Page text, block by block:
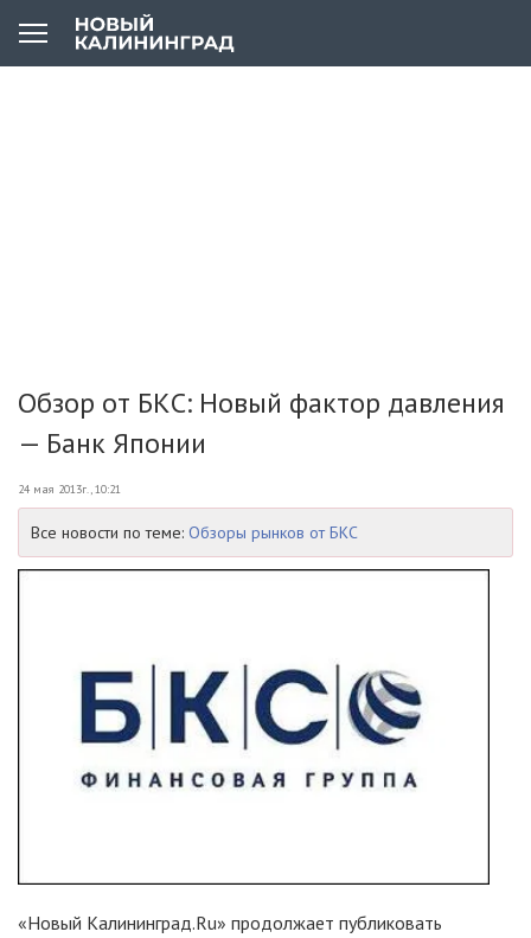
Обзор от БКС: Новый фактор давления
— Банк Японии
24 мая 2013г., 10:21
Все новости по теме: Обзоры рынков от БКС
«Новый Калининград.Ru» продолжает публиковать